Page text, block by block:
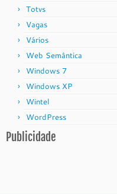
Totvs
Vagas
Vários
Web Semântica
Windows 7
Windows XP
Wintel
WordPress
Publicidade